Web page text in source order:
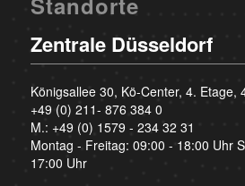
Zentrale Düsseldorf
Königsallee 30, Kö-Center, 4. Etage,
+49 (0) 211- 876 384 0
M.: +49 (0) 1579 - 234 32 31
Montag - Freitag: 09:00 - 18:00 Uhr
17:00 Uhr